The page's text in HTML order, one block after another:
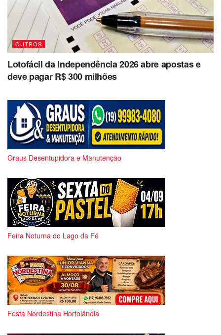
OUTROS
Lotofácil da Independência 2026 abre apostas e
deve pagar R$ 300 milhões
Graus Desentupidora e Manutenção
Feira Noturna do Lago da Fé
Festa Nordestina Hortolândia